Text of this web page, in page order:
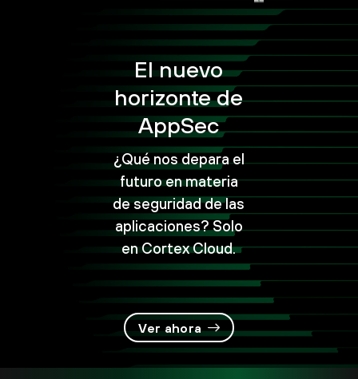
El nuevo
horizonte de
AppSec
¿Qué nos depara el
futuro en materia
de seguridad de las
aplicaciones? Solo
en Cortex Cloud.
Ver ahora